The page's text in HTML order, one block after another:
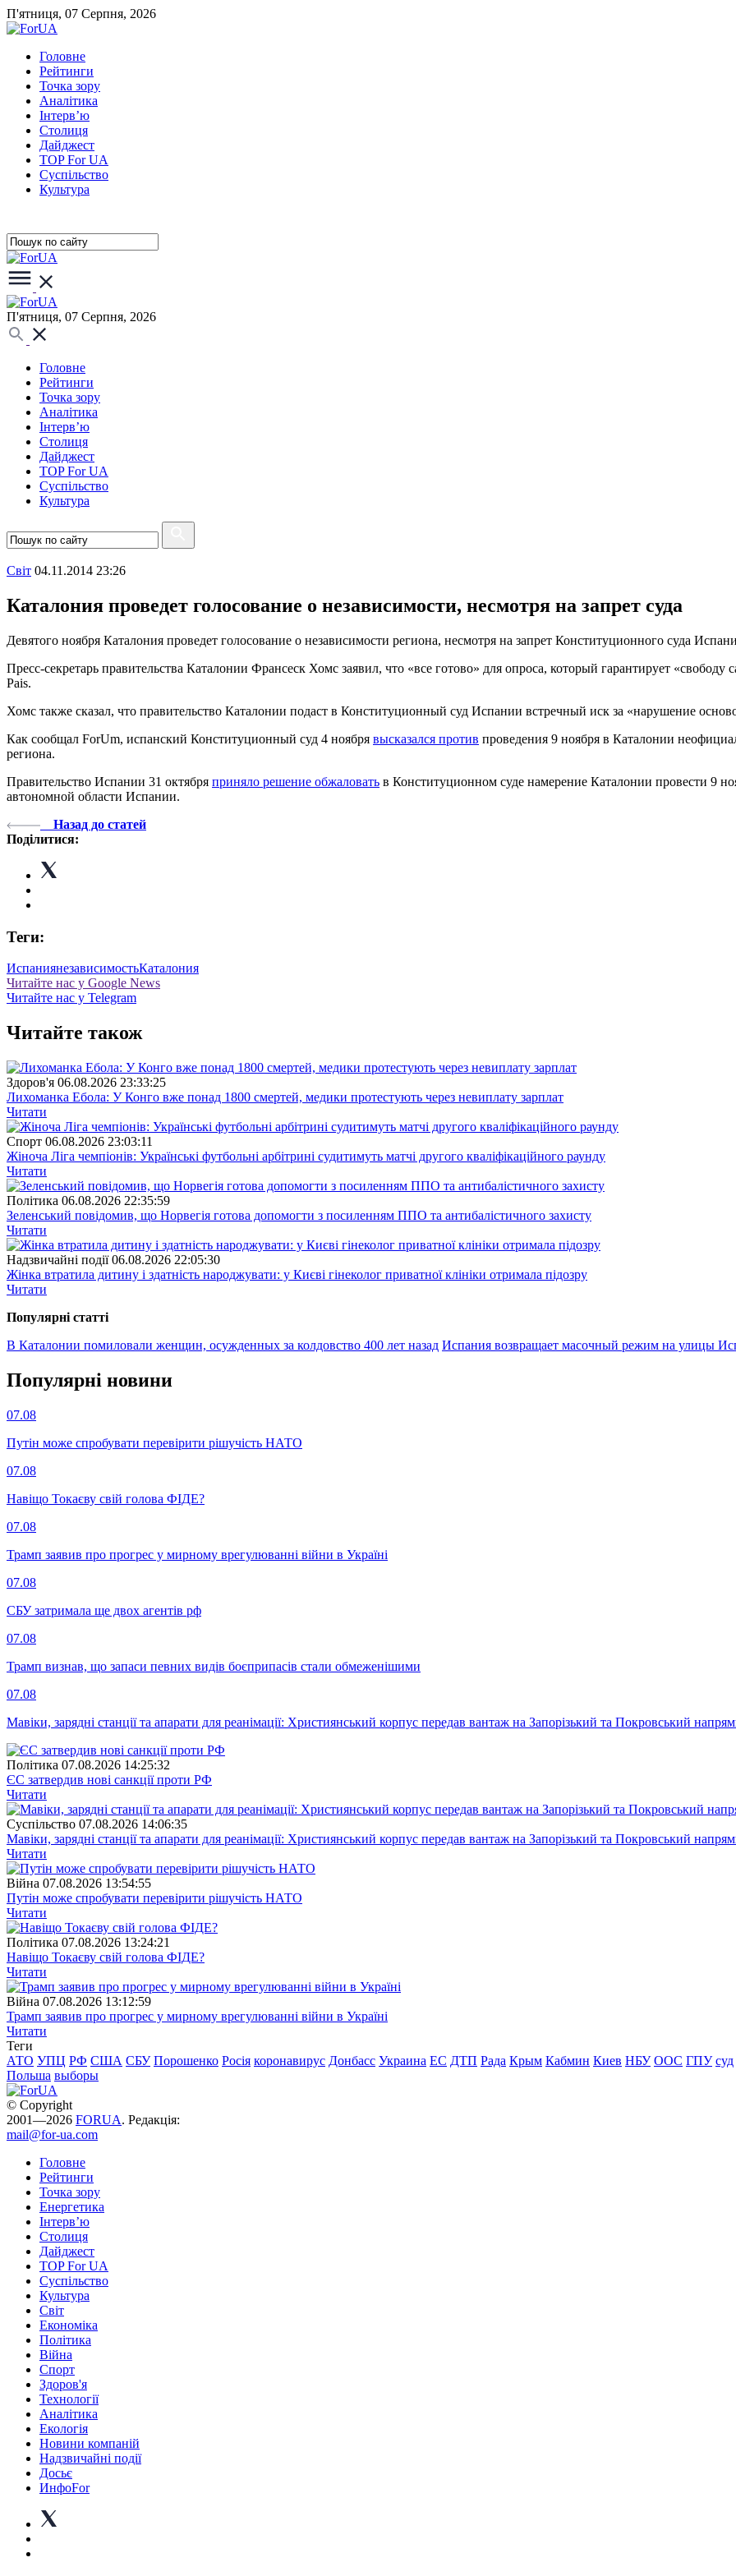
П'ятниця, 07 Серпня, 2026
Головне
Рейтинги
Точка зору
Аналітика
Інтерв’ю
Столиця
Дайджест
TOP For UA
Суспiльство
Культура
П'ятниця, 07 Серпня, 2026
Головне
Рейтинги
Точка зору
Аналітика
Інтерв’ю
Столиця
Дайджест
TOP For UA
Суспiльство
Культура
Свiт 04.11.2014 23:26
Каталония проведет голосование о независимости, несмотря на запрет суда
Девятого ноября Каталония проведет голосование о независимости региона, несмотря на запрет Конституционного суда
Пресс-секретарь правительства Каталонии Франсеск Хомс заявил, что «все готово» для опроса, который гарантирует
Pais.
Хомс также сказал, что правительство Каталонии подаст в Конституционный суд Испании встречный иск за «нарушение
Как сообщал ForUm, испанский Конституционный суд 4 ноября высказался против проведения 9 ноября в Каталонии
региона.
Правительство Испании 31 октября приняло решение обжаловать в Конституционном суде намерение Каталонии провести 9
автономной области Испании.
Назад до статей
Поділитися:
Теги:
ИспаниянезависимостьКаталония
Читайте нас у Google News
Читайте нас у Telegram
Читайте також
Здоров'я 06.08.2026 23:33:25
Лихоманка Ебола: У Конго вже понад 1800 смертей, медики протестують через невиплату зарплат
Читати
Спорт 06.08.2026 23:03:11
Жіноча Ліга чемпіонів: Українські футбольні арбітрині судитимуть матчі другого кваліфікаційного раунду
Читати
Полiтика 06.08.2026 22:35:59
Зеленський повідомив, що Норвегія готова допомогти з посиленням ППО та антибалістичного захисту
Читати
Надзвичайні події 06.08.2026 22:05:30
Жінка втратила дитину і здатність народжувати: у Києві гінеколог приватної клініки отримала підозру
Читати
Популярнi статтi
В Каталонии помиловали женщин, осужденных за колдовство 400 лет назад Испания возвращает масочный режим на улицы
Популярнi новини
07.08
Путін може спробувати перевірити рішучість НАТО
07.08
Навіщо Токаєву свій голова ФІДЕ?
07.08
Трамп заявив про прогрес у мирному врегулюванні війни в Україні
07.08
СБУ затримала ще двох агентів рф
07.08
Трамп визнав, що запаси певних видів боєприпасів стали обмеженішими
07.08
Мавіки, зарядні станції та апарати для реанімації: Християнський корпус передав вантаж на Запорізький та Покровський
Полiтика 07.08.2026 14:25:32
ЄС затвердив нові санкції проти РФ
Читати
Суспiльство 07.08.2026 14:06:35
Мавіки, зарядні станції та апарати для реанімації: Християнський корпус передав вантаж на Запорізький та Покровський
Читати
Війна 07.08.2026 13:54:55
Путін може спробувати перевірити рішучість НАТО
Читати
Полiтика 07.08.2026 13:24:21
Навіщо Токаєву свій голова ФІДЕ?
Читати
Війна 07.08.2026 13:12:59
Трамп заявив про прогрес у мирному врегулюванні війни в Україні
Читати
Теги
АТО УПЦ РФ США СБУ Порошенко Росія коронавирус Донбасс Украина ЕС ДТП Рада Крым Кабмин Киев НБУ ООС ГПУ суд
Польша выборы
© Copyright
2001—2026 FORUA. Редакція:
mail@for-ua.com
Головне
Рейтинги
Точка зору
Енергетика
Інтерв’ю
Столиця
Дайджест
TOP For UA
Суспiльство
Культура
Світ
Економіка
Політика
Війна
Спорт
Здоров'я
Технології
Аналітика
Екологія
Новини компаній
Надзвичайні події
Досьє
ИнфоFor